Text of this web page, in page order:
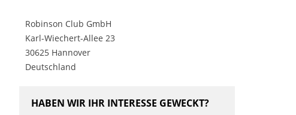
ROBINSON CLUB GMBH
Robinson Club GmbH
Karl-Wiechert-Allee 23
30625 Hannover
Deutschland
HABEN WIR IHR INTERESSE GEWECKT?